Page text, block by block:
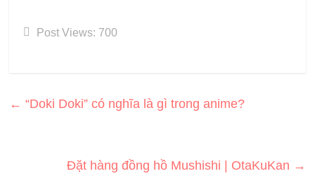
Post Views: 700
← “Doki Doki” có nghĩa là gì trong anime?
Đặt hàng đồng hồ Mushishi | OtaKuKan →